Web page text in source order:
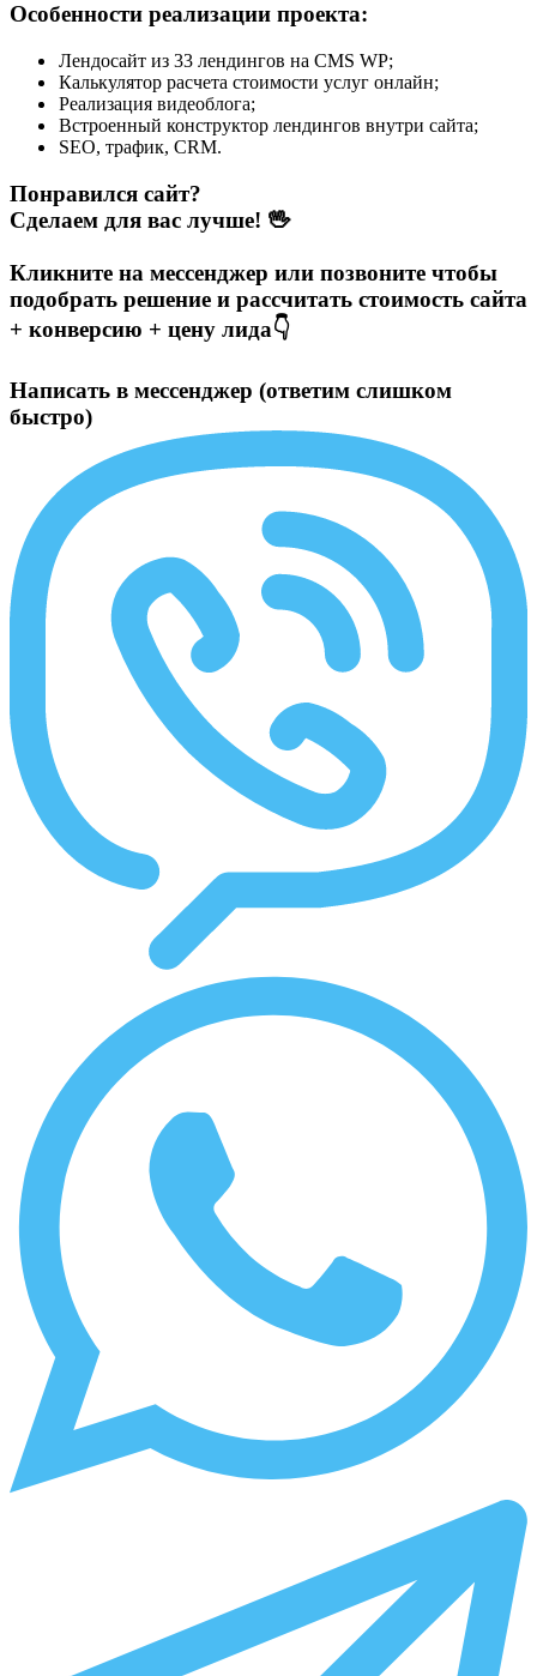
Особенности реализации проекта:
Лендосайт из 33 лендингов на CMS WP;
Калькулятор расчета стоимости услуг онлайн;
Реализация видеоблога;
Встроенный конструктор лендингов внутри сайта;
SEO, трафик, CRM.
Понравился сайт?
Сделаем для вас лучше! 🖖
Кликните на мессенджер или позвоните чтобы
подобрать решение и рассчитать стоимость сайта
+ конверсию + цену лида👇
Написать в мессенджер (ответим слишком
быстро)